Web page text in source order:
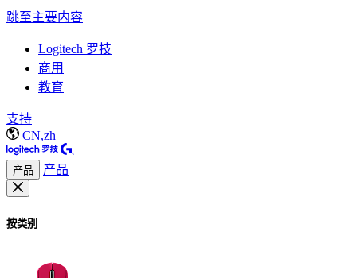
跳至主要内容
Logitech 罗技
商用
教育
支持
CN,zh
产品 产品
按类别